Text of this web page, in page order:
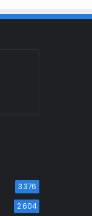
3.376
2.604